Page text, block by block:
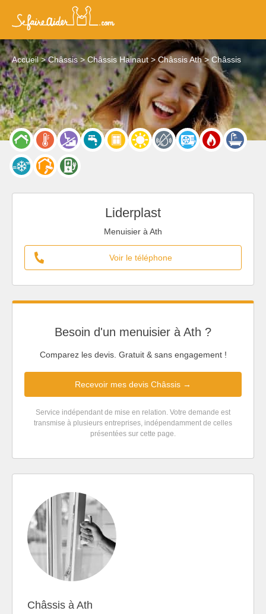
Accueil Châssis Châssis Hainaut Châssis Ath Châssis
Liderplast
Menuisier à Ath
Voir le téléphone
Besoin d'un menuisier à Ath ?
Comparez les devis. Gratuit & sans engagement !
Recevoir mes devis Châssis →
Service indépendant de mise en relation. Votre demande est
transmise à plusieurs entreprises, indépendamment de celles
présentées sur cette page.
Châssis à Ath